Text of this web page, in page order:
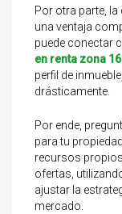
Por otra parte,
una ventaja
puede conectar
en renta zona 16
perfil de
drásticamente.
Por ende,
para tu
recursos
ofertas,
ajustar la
mercado.